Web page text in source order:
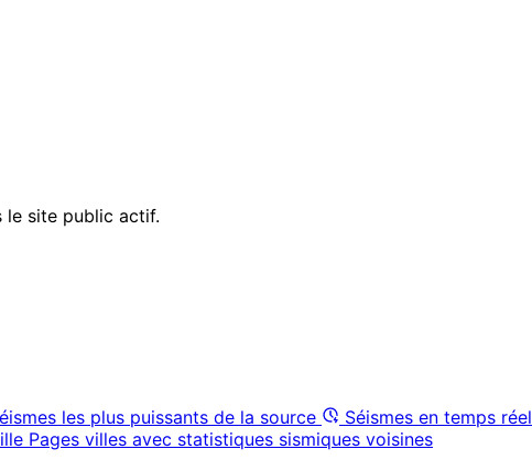
le site public actif.
les plus puissants de la source Séismes en temps réel
Pages villes avec statistiques sismiques voisines